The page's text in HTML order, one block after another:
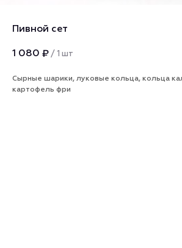
Пивной сет
1 080 ₽ / 1 шт
Cырные шарики, луковые кольца, кольца
картофель фри